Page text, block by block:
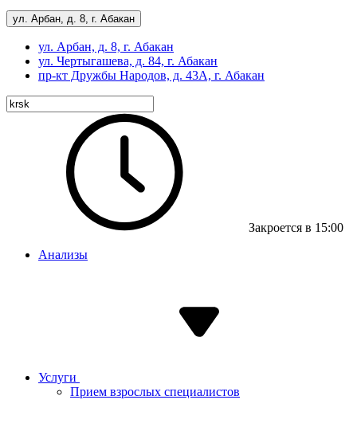
ул. Арбан, д. 8, г. Абакан
ул. Арбан, д. 8, г. Абакан
ул. Чертыгашева, д. 84, г. Абакан
пр-кт Дружбы Народов, д. 43А, г. Абакан
Закроется в 15:00
Анализы
Услуги
Прием взрослых специалистов